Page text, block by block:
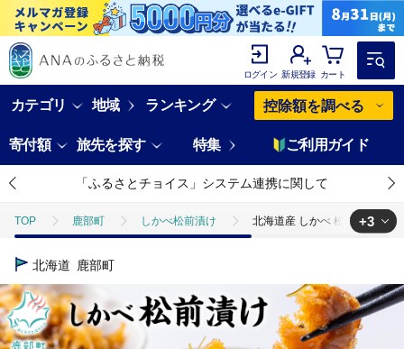
ログイン 新規登録 カート
カテゴリ 地域 ランキング 控除額を調べる
寄付額 旅先を探す 特集 ご利用ガイド
「ふるさとチョイス」システム連携に関して
TOP 鹿部町 しかべ松前漬け 北海道産 しかべ 松前漬け
TOP
TOP 北海道産 しかべ 松前漬け
TOP 加工食品 惣菜・レトルト 北海道産 しかべ 松前漬け
+3
北海道 鹿部町